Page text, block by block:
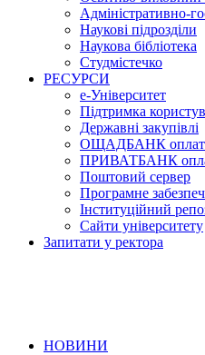
Адміністративно-
Наукові підрозділи
Наукова бібліотека
Студмістечко
РЕСУРСИ
е-Університет
Підтримка
Державні закупівлі
ОЩАДБАНК
ПРИВАТБАНК
Поштовий сервер
Програмне
Інституційний
Сайти університету
Запитати у ректора
НОВИНИ